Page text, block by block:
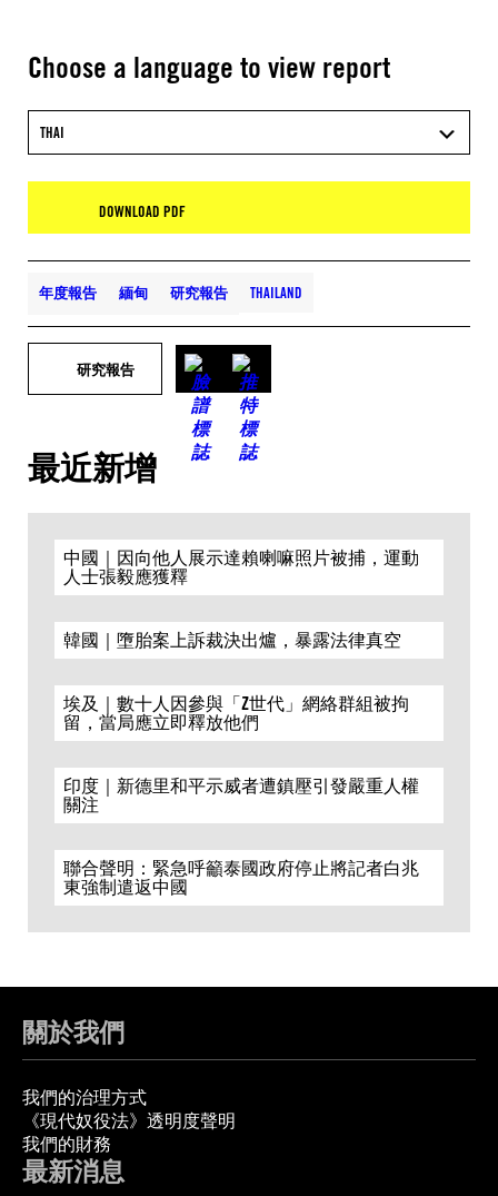
Choose a language to view report
THAI
DOWNLOAD PDF
年度報告 緬甸 研究報告 THAILAND
研究報告
最近新增
中國｜因向他人展示達賴喇嘛照片被捕，運動
人士張毅應獲釋
韓國｜墮胎案上訴裁決出爐，暴露法律真空
埃及｜數十人因參與「Z世代」網絡群組被拘
留，當局應立即釋放他們
印度｜新德里和平示威者遭鎮壓引發嚴重人權
關注
聯合聲明：緊急呼籲泰國政府停止將記者白兆
東強制遣返中國
關於我們
我們的治理方式
《現代奴役法》透明度聲明
我們的財務
最新消息